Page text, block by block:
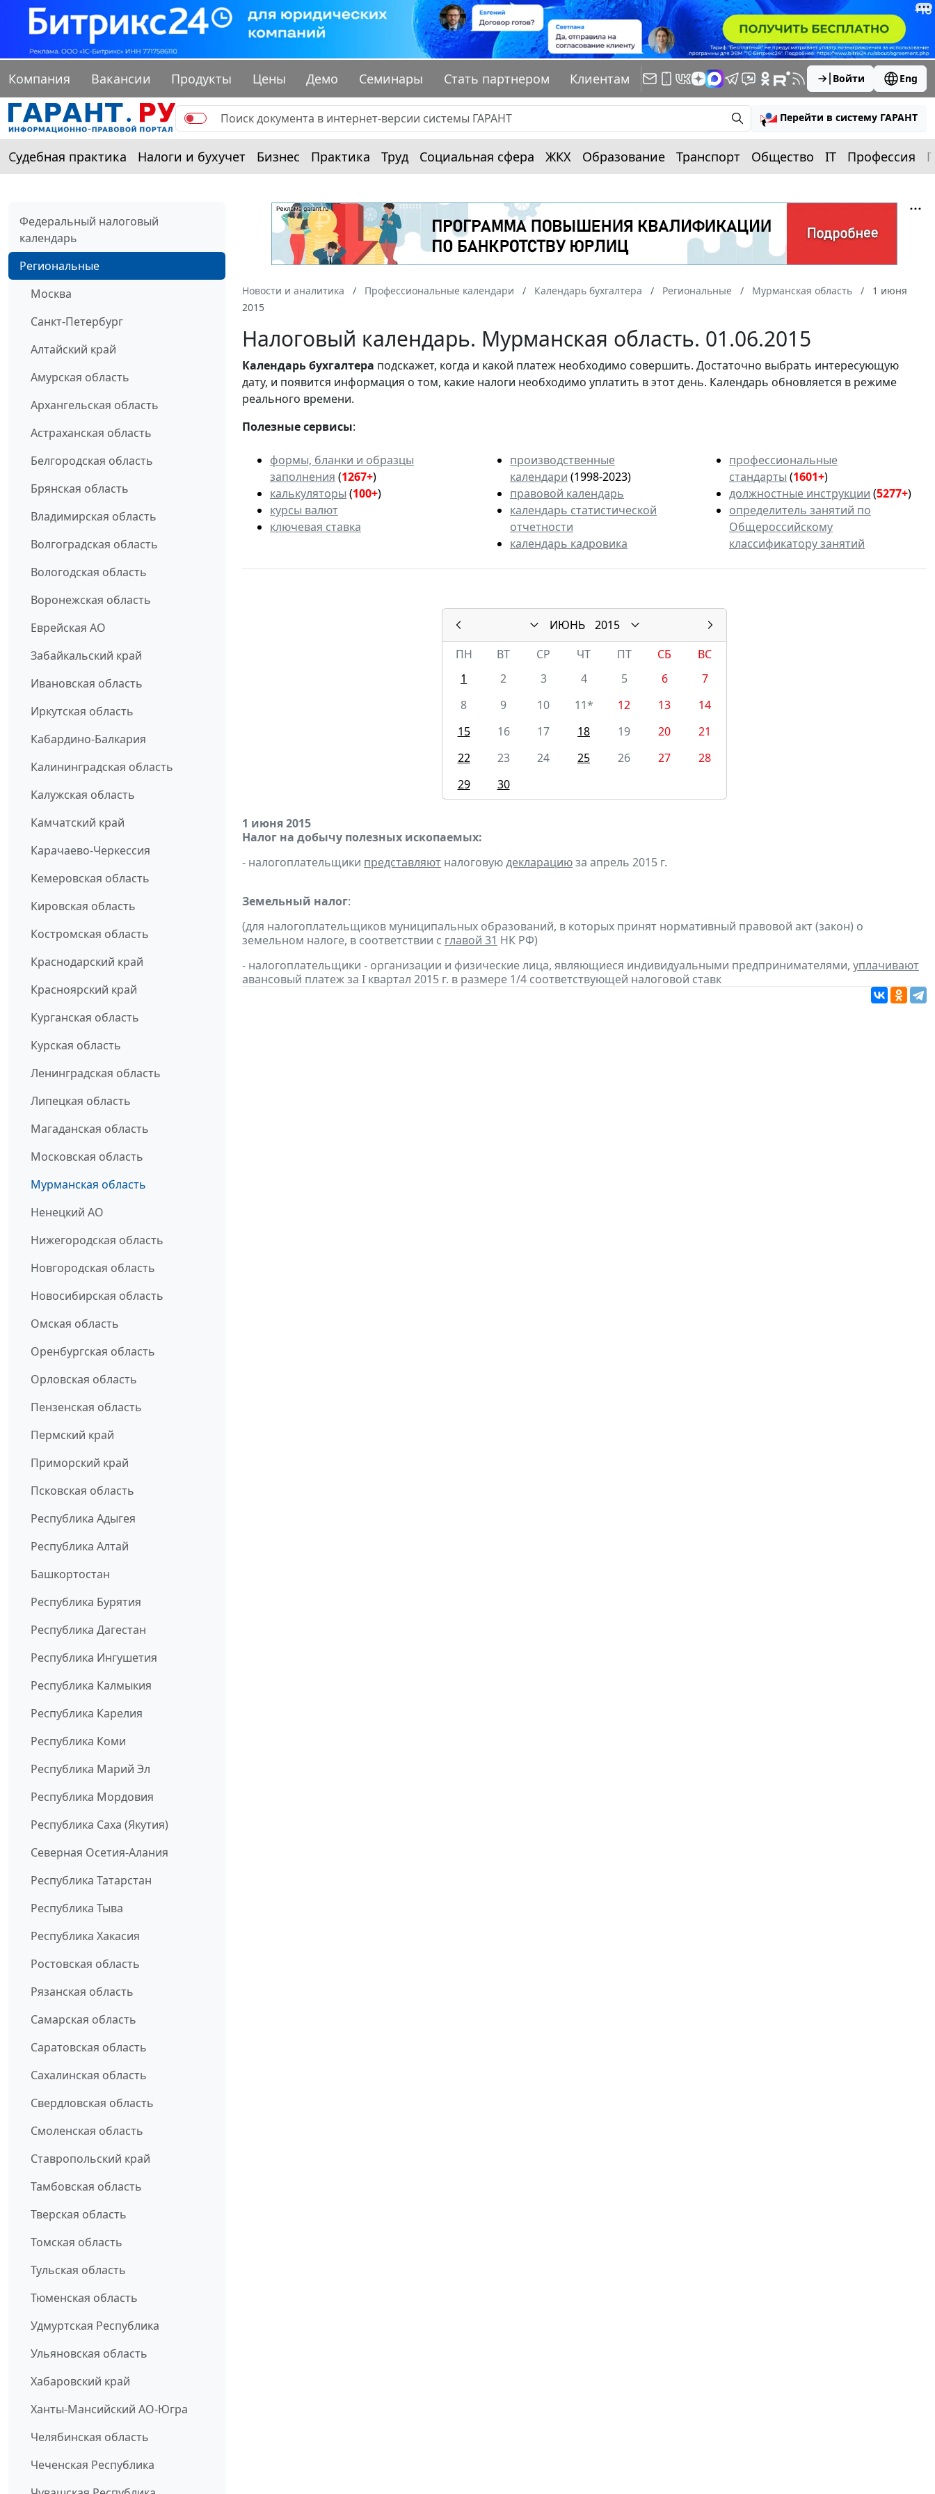
Компания Вакансии Продукты Цены Демо Семинары Стать партнером Клиентам Войти Eng
Перейти в систему ГАРАНТ
Судебная практика Налоги и бухучет Бизнес Практика Труд Социальная сфера ЖКХ Образование Транспорт Общество IT Профессия
Федеральный налоговый
календарь
Региональные
Москва
Санкт-Петербург
Алтайский край
Амурская область
Архангельская область
Астраханская область
Белгородская область
Брянская область
Владимирская область
Волгоградская область
Вологодская область
Воронежская область
Еврейская АО
Забайкальский край
Ивановская область
Иркутская область
Кабардино-Балкария
Калининградская область
Калужская область
Камчатский край
Карачаево-Черкессия
Кемеровская область
Кировская область
Костромская область
Краснодарский край
Красноярский край
Курганская область
Курская область
Ленинградская область
Липецкая область
Магаданская область
Московская область
Мурманская область
Ненецкий АО
Нижегородская область
Новгородская область
Новосибирская область
Омская область
Оренбургская область
Орловская область
Пензенская область
Пермский край
Приморский край
Псковская область
Республика Адыгея
Республика Алтай
Башкортостан
Республика Бурятия
Республика Дагестан
Республика Ингушетия
Республика Калмыкия
Республика Карелия
Республика Коми
Республика Марий Эл
Республика Мордовия
Республика Саха (Якутия)
Северная Осетия-Алания
Республика Татарстан
Республика Тыва
Республика Хакасия
Ростовская область
Рязанская область
Самарская область
Саратовская область
Сахалинская область
Свердловская область
Смоленская область
Ставропольский край
Тамбовская область
Тверская область
Томская область
Тульская область
Тюменская область
Удмуртская Республика
Ульяновская область
Хабаровский край
Ханты-Мансийский АО-Югра
Челябинская область
Чеченская Республика
Новости и аналитика Профессиональные календари Календарь бухгалтера Региональные Мурманская область
1 июня
2015
Налоговый календарь. Мурманская область. 01.06.2015
Календарьбухгалтера подскажет, когда и какой платеж необходимо совершить. Достаточно выбрать интересующую
дату, и появится информация о том, какие налоги необходимо уплатить в этот день. Календарь обновляется в режиме
реального времени.
Полезные сервисы:
формы, бланки и образцы
заполнения (1267+)
калькуляторы (100+)
курсы валют
ключевая ставка
производственные
календари (1998-2023)
правовой календарь
календарь статистической
отчетности
календарь кадровика
профессиональные
стандарты (1601+)
должностные инструкции (5277+)
определитель занятий по
Общероссийскому
классификатору занятий
ИЮНЬ
2015
ПН
ВТ СР ЧТ ПТ СБ
ВС
1
2 3 4 5 6
7
8
9 10 11* 12 13
14
15
16 17 18 19 20
21
22
23 24 25 26 27
28
29
30
1 июня 2015
Налог на добычу полезных ископаемых:
- налогоплательщики представляют налоговуюдекларациюза апрель 2015 г.
Земельный налог:
(для налогоплательщиков муниципальных образований, в которых принят нормативный правовой акт (закон) о
земельном налоге, в соответствии с главой 31 НК РФ)
- налогоплательщики - организации и физические лица, являющиеся индивидуальными предпринимателями, уплачивают
авансовый платеж за I квартал 2015 г. в размере 1/4 соответствующей налоговой ставк